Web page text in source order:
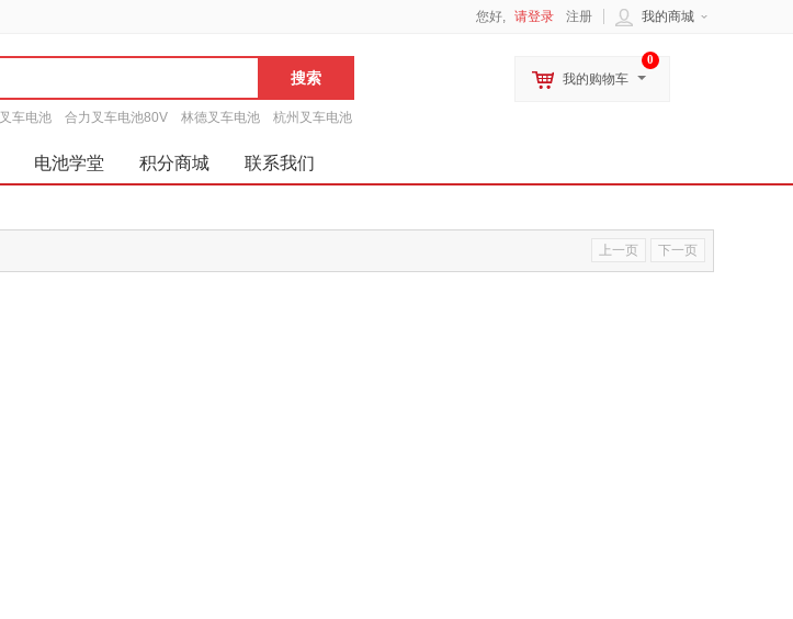
我的商城
您好, 请登录 注册
叉车电池 合力叉车电池80V 林德叉车电池 杭州叉车电池
0
我的购物车
电池学堂 积分商城 联系我们
上一页 下一页